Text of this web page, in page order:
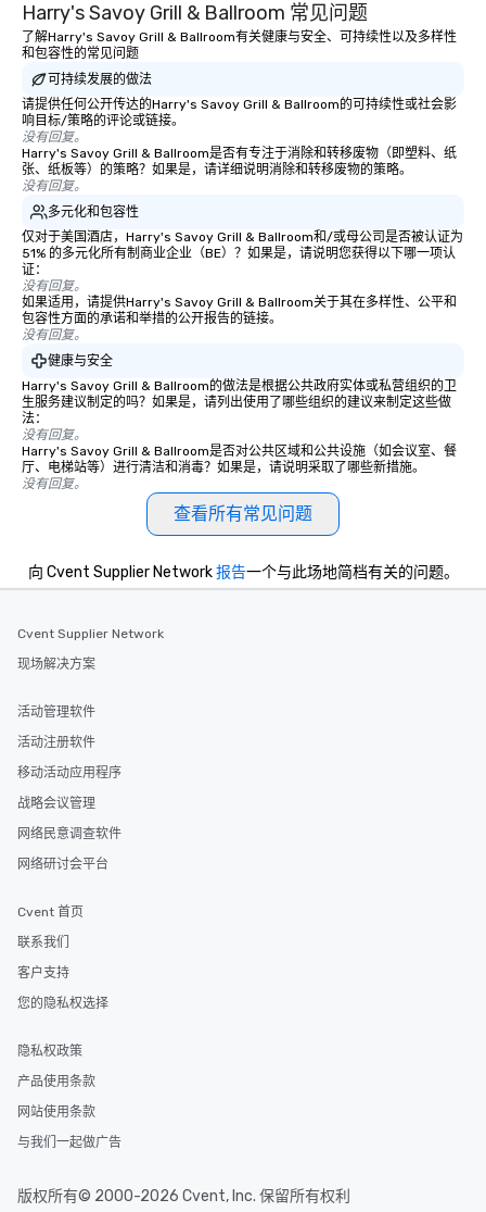
Harry's Savoy Grill & Ballroom 常见问题
了解Harry's Savoy Grill & Ballroom有关健康与安全、可持续性以及多样性
和包容性的常见问题
可持续发展的做法
请提供任何公开传达的Harry's Savoy Grill & Ballroom的可持续性或社会影
响目标/策略的评论或链接。
没有回复。
Harry's Savoy Grill & Ballroom是否有专注于消除和转移废物（即塑料、纸
张、纸板等）的策略？如果是，请详细说明消除和转移废物的策略。
没有回复。
多元化和包容性
仅对于美国酒店，Harry's Savoy Grill & Ballroom和/或母公司是否被认证为
51% 的多元化所有制商业企业（BE）？如果是，请说明您获得以下哪一项认
证：
没有回复。
如果适用，请提供Harry's Savoy Grill & Ballroom关于其在多样性、公平和
包容性方面的承诺和举措的公开报告的链接。
没有回复。
健康与安全
Harry's Savoy Grill & Ballroom的做法是根据公共政府实体或私营组织的卫
生服务建议制定的吗？如果是，请列出使用了哪些组织的建议来制定这些做
法：
没有回复。
Harry's Savoy Grill & Ballroom是否对公共区域和公共设施（如会议室、餐
厅、电梯站等）进行清洁和消毒？如果是，请说明采取了哪些新措施。
没有回复。
查看所有常见问题
向 Cvent Supplier Network报告一个与此场地简档有关的问题。
Cvent Supplier Network
现场解决方案
活动管理软件
活动注册软件
移动活动应用程序
战略会议管理
网络民意调查软件
网络研讨会平台
Cvent 首页
联系我们
客户支持
您的隐私权选择
隐私权政策
产品使用条款
网站使用条款
与我们一起做广告
版权所有© 2000-2026 Cvent, Inc. 保留所有权利